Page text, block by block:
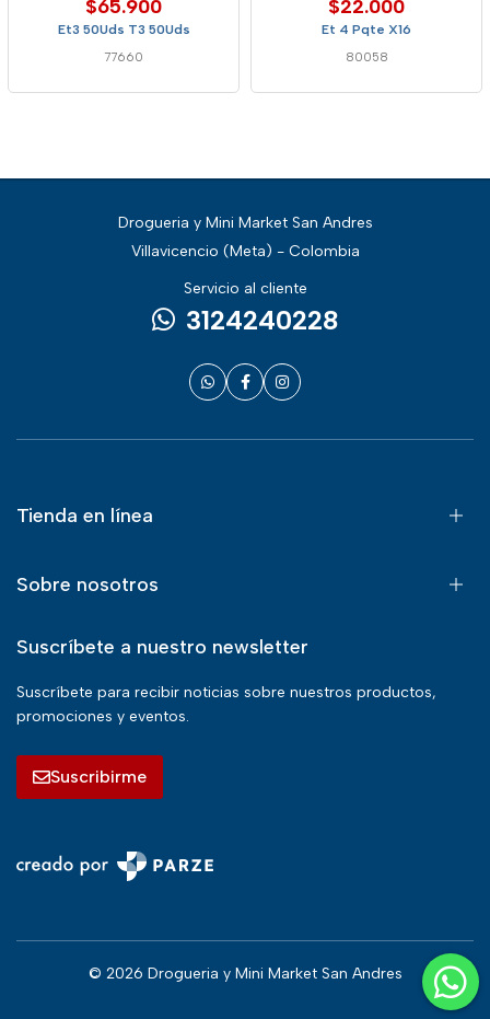
$65.900
Et3 50Uds T3 50Uds
77660
$22.000
Et 4 Pqte X16
80058
Drogueria y Mini Market San Andres
Villavicencio (Meta) - Colombia
Servicio al cliente
3124240228
Tienda en línea
Sobre nosotros
Suscríbete a nuestro newsletter
Suscríbete para recibir noticias sobre nuestros productos,
promociones y eventos.
Suscribirme
© 2026 Drogueria y Mini Market San Andres